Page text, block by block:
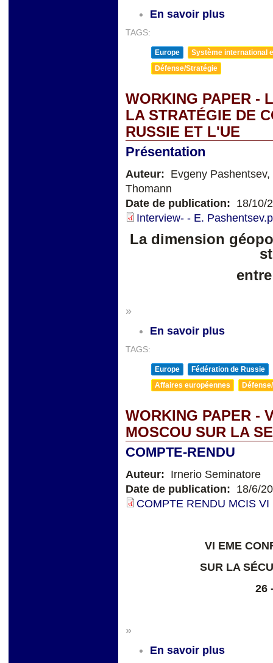
En savoir plus
TAGS:
Europe
Système international
Défense/Stratégie
WORKING PAPER -
LA STRATÉGIE DE
RUSSIE ET L'UE
Présentation
Auteur: Evgeny
Thomann
Date de publication: 18/10/
Interview- - E.
La dimension
»
En savoir plus
TAGS:
Europe
Fédération de Russie
Affaires européennes
WORKING PAPER -
MOSCOU SUR LA
COMPTE-RENDU
Auteur: Irnerio Seminatore
Date de publication: 18/6/
COMPTE RENDU MCIS
VI EME
SUR LA
26
»
En savoir plus